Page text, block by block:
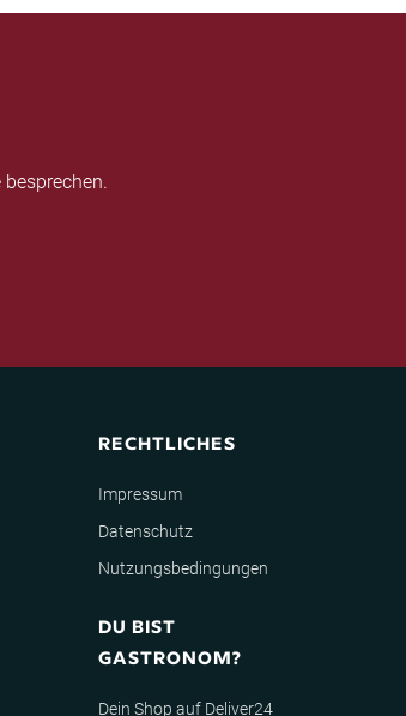
RECHTLICHES
Impressum
Datenschutz
Nutzungsbedingungen
DU BIST
GASTRONOM?
Dein Shop auf Deliver24